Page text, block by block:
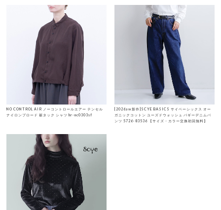
NO CONTROL AIR ノーコントロールエアー テンセル
ナイロンブロード 裾タック シャツ hr-nc0303sf
[2026aw新作]SCYE BASICS サイベーシックス オー
ガニックコットン ユーズドウォッシュ バギーデニムパ
ンツ 5726-83536 【サイズ・カラー交換初回無料】